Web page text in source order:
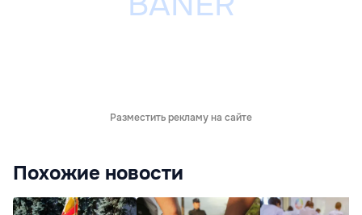
Разместить рекламу на сайте
Похожие новости